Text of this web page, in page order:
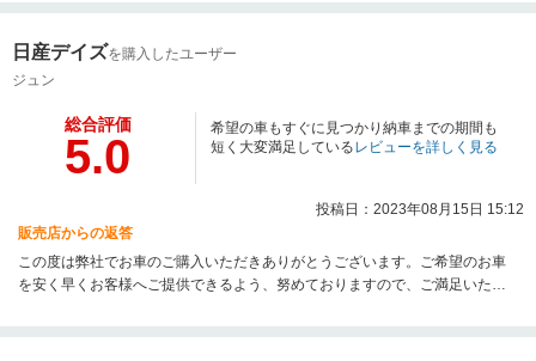
日産デイズを購入したユーザー
ジュン
総合評価
5.0
希望の車もすぐに見つかり納車までの期間も
短く大変満足しているレビューを詳しく見る
投稿日：2023年08月15日 15:12
販売店からの返答
この度は弊社でお車のご購入いただきありがとうございます。ご希望のお車
を安く早くお客様へご提供できるよう、努めておりますので、ご満足いただ